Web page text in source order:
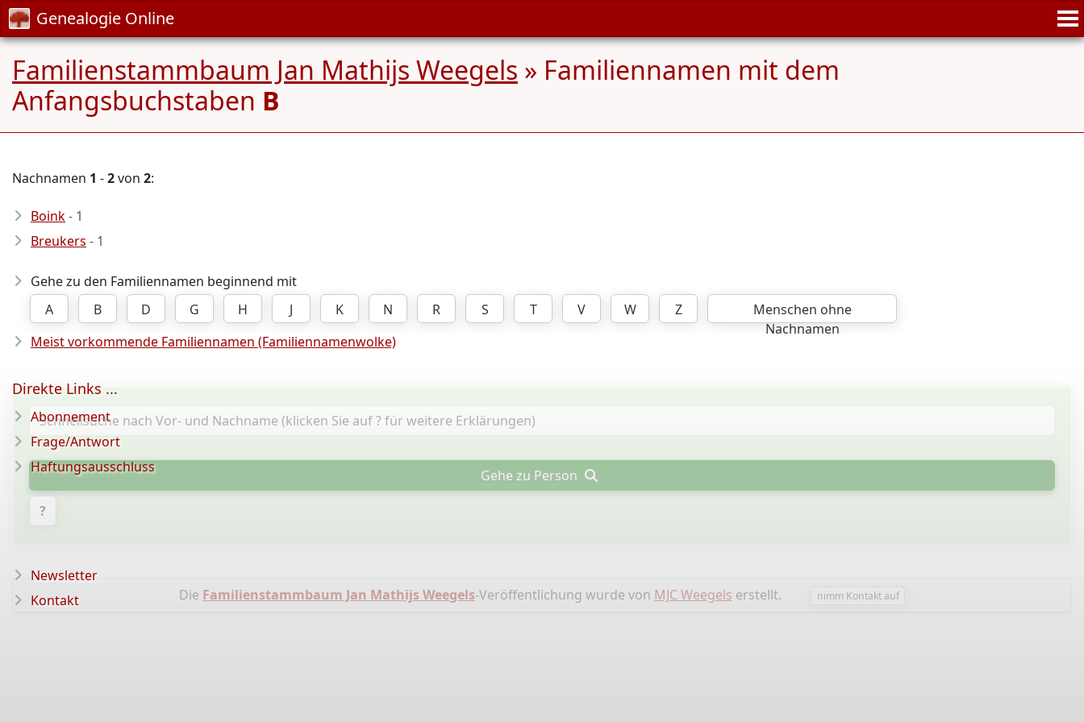
Genealogie Online
Familienstammbaum Jan Mathijs Weegels » Familiennamen mit dem
Anfangsbuchstaben B
Nachnamen 1 -2von 2:
Boink- 1
Breukers - 1
Gehe zu den Familiennamen beginnend mit
A
B D G H J K N R S T V W Z
Menschen ohne
Nachnamen
Meist vorkommende Familiennamen (Familiennamenwolke)
Gehe zu Person
?
Die Familienstammbaum Jan Mathijs Weegels-Veröffentlichung wurde von MJC Weegels erstellt. nimm Kontakt auf
Direkte Links ...
Abonnement
Frage/Antwort
Haftungsausschluss
Newsletter
Kontakt